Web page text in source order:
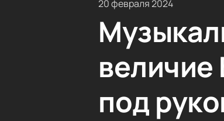
20 февраля 2024
величие
под